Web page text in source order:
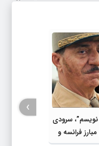
سرودی
فرانسه و
›